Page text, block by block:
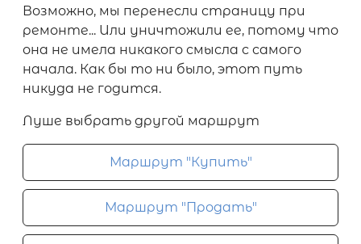
Возможно, мы перенесли страницу при
ремонте... Или уничтожили ее, потому что
она не имела никакого смысла с самого
начала. Как бы то ни было, этот путь
никуда не годится.
Луше выбрать другой маршрут
Маршрут "Купить"
Маршрут "Продать"